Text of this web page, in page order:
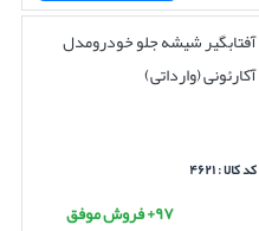
آفتابگیر شیشه جلو خودرومدل
آکارئونی (وارداتی)
کد کالا : ۴۶۲۱
۹۷+ فروش موفق